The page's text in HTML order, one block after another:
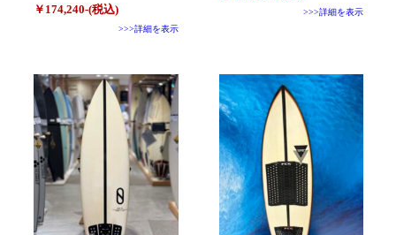
￥174,240-(税込)
>>>詳細を表示
>>>詳細を表示